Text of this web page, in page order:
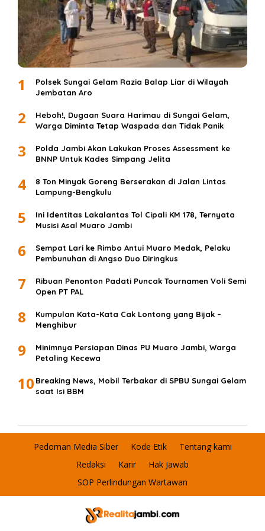
1
Polsek Sungai Gelam Razia Balap Liar di Wilayah
Jembatan Aro
2
Heboh!, Dugaan Suara Harimau di Sungai Gelam,
Warga Diminta Tetap Waspada dan Tidak Panik
3
Polda Jambi Akan Lakukan Proses Assessment ke
BNNP Untuk Kades Simpang Jelita
4
8 Ton Minyak Goreng Berserakan di Jalan Lintas
Lampung-Bengkulu
5
Ini Identitas Lakalantas Tol Cipali KM 178, Ternyata
Musisi Asal Muaro Jambi
6
Sempat Lari ke Rimbo Antui Muaro Medak, Pelaku
Pembunuhan di Angso Duo Diringkus
7
Ribuan Penonton Padati Puncak Tournamen Voli Semi
Open PT PAL
8
Kumpulan Kata-Kata Cak Lontong yang Bijak –
Menghibur
9
Minimnya Persiapan Dinas PU Muaro Jambi, Warga
Petaling Kecewa
10 Breaking News, Mobil Terbakar di SPBU Sungai Gelam
saat Isi BBM
Pedoman Media Siber Kode Etik
Tentang kami
Redaksi
Karir
Hak Jawab
SOP Perlindungan Wartawan